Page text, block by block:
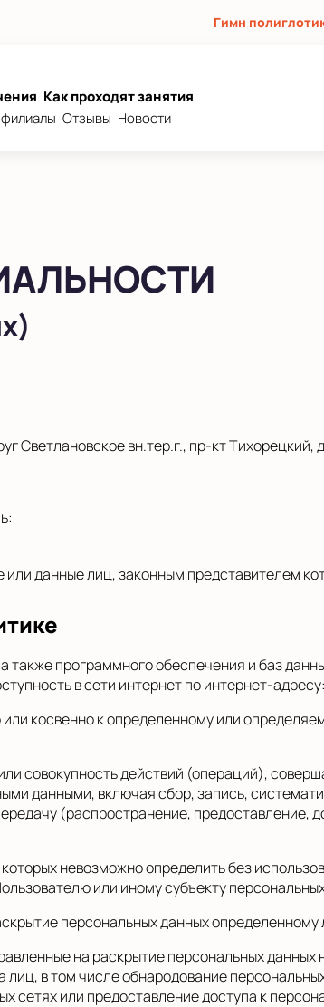
Гимн
Как проходят занятия
Отзывы Новости
Светлановское вн.тер.г., пр-кт Тихорецкий,
данные лиц, законным представителем
также программного обеспечения и баз
в сети интернет по интернет-адресу:
косвенно к определенному или
совокупность действий (операций),
данными, включая сбор, запись,
(распространение, предоставление,
невозможно определить без
или иному субъекту
персональных данных
на раскрытие персональных данных
в том числе обнародование
или предоставление доступа к